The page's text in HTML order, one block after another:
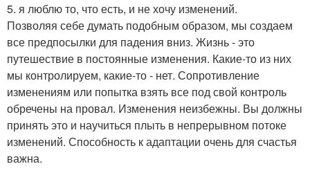
5. я люблю то, что есть, и не хочу изменений.
Позволяя себе думать подобным образом, мы создаем
все предпосылки для падения вниз. Жизнь - это
путешествие в постоянные изменения. Какие-то из них
мы контролируем, какие-то - нет. Сопротивление
изменениям или попытка взять все под свой контроль
обречены на провал. Изменения неизбежны. Вы должны
принять это и научиться плыть в непрерывном потоке
изменений. Способность к адаптации очень для счастья
важна.